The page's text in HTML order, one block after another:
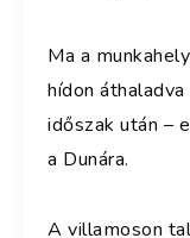
Ma a
hídon
időszak után –
a Dunára.
A villamoson